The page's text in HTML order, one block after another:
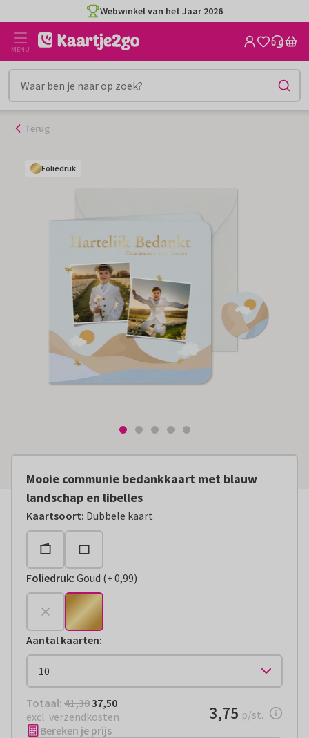
naar
inhoud
Webwinkel van het Jaar 2026
MENU
Terug
Foliedruk
Foliedruk
Foliedruk
Foliedruk
Foliedruk
Mooie communie bedankkaart met blauw
landschap en libelles
Kaartsoort: Dubbele kaart
Foliedruk: Goud (
+€ 0,99
+0,99)
Aantal kaarten:
Totaal: € 37,50
Totaal: 41,3037,50
excl. verzendkosten
€ 3,75 per stuk
3,75 p/st.
Bereken je prijs